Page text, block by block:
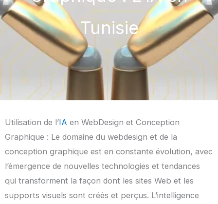
Tunisie
Utilisation de l’IA en WebDesign et Conception
Graphique : Le domaine du webdesign et de la
conception graphique est en constante évolution, avec
l’émergence de nouvelles technologies et tendances
qui transforment la façon dont les sites Web et les
supports visuels sont créés et perçus. L’intelligence